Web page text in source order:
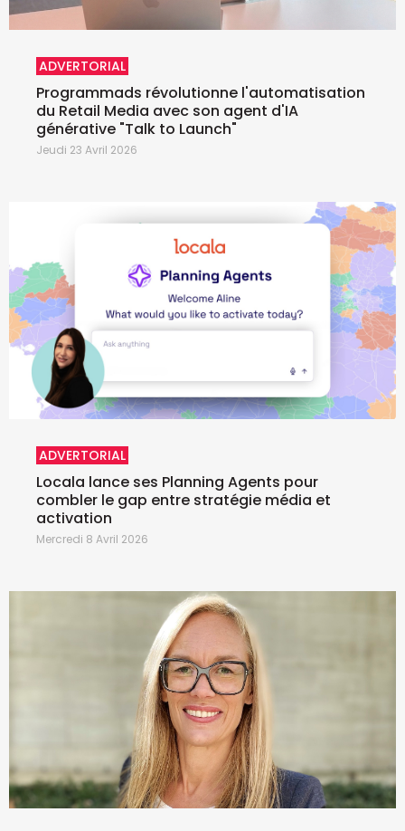
ADVERTORIAL
Programmads révolutionne l'automatisation
du Retail Media avec son agent d'IA
générative "Talk to Launch"
Jeudi 23 Avril 2026
ADVERTORIAL
Locala lance ses Planning Agents pour
combler le gap entre stratégie média et
activation
Mercredi 8 Avril 2026